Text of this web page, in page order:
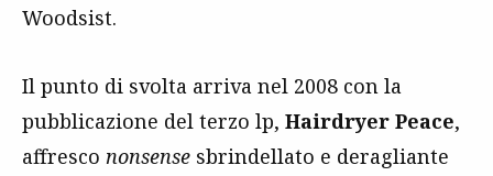
Woodsist.
Il punto di svolta arriva nel 2008 con la
pubblicazione del terzo lp, Hairdryer Peace,
affresco nonsense sbrindellato e deragliante